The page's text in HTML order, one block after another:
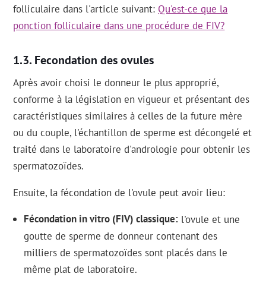
folliculaire dans l'article suivant: Qu'est-ce que la
ponction folliculaire dans une procédure de FIV?
Fecondation des ovules
Après avoir choisi le donneur le plus approprié,
conforme à la législation en vigueur et présentant des
caractéristiques similaires à celles de la future mère
ou du couple, l'échantillon de sperme est décongelé et
traité dans le laboratoire d'andrologie pour obtenir les
spermatozoïdes.
Ensuite, la fécondation de l'ovule peut avoir lieu:
Fécondation in vitro (FIV) classique l'ovule et une
goutte de sperme de donneur contenant des
milliers de spermatozoïdes sont placés dans le
même plat de laboratoire.